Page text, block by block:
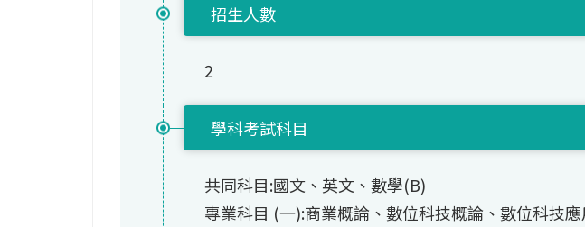
招生人數
2
學科考試科目
共同科目:國文、英文、數學(B)
專業科目 (一):商業概論、數位科技概論、數位科技應